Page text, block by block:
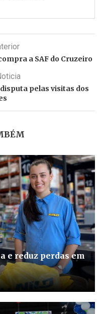
a SAF do Cruzeiro
pelas visitas dos
reduz perdas em